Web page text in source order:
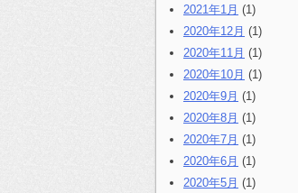
2021年1月 (1)
2020年12月 (1)
2020年11月 (1)
2020年10月 (1)
2020年9月 (1)
2020年8月 (1)
2020年7月 (1)
2020年6月 (1)
2020年5月 (1)